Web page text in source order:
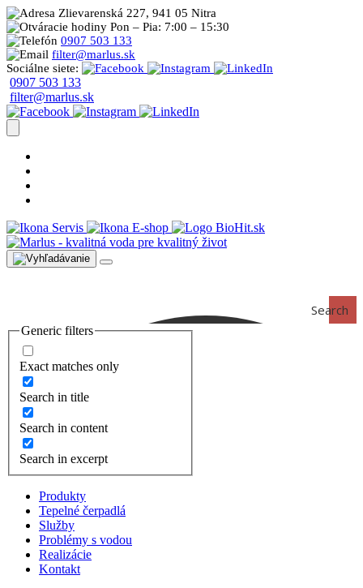
Zlievarenská 227, 941 05 Nitra
Pon – Pia: 7:00 – 15:30
0907 503 133
filter@marlus.sk
Sociálne siete:
0907 503 133
filter@marlus.sk
Servis E-shop
Search
Generic filters
Exact matches only
Search in title
Search in content
Search in excerpt
Produkty
Tepelné čerpadlá
Služby
Problémy s vodou
Realizácie
Kontakt